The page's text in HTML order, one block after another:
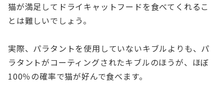
猫が満足してドライキャットフードを食べてくれるこ
とは難しいでしょう。
実際、パラタントを使用していないキブルよりも、パ
ラタントがコーティングされたキブルのほうが、ほぼ
100％の確率で猫が好んで食べます。